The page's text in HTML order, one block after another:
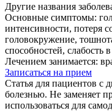
Другие названия
Основные симптомы:
интенсивности, потеря
головокружение,
способностей,
Лечением занимается:
Записаться на прием
Статья для пациентов с
болезнью. Не заменяет
использоваться для